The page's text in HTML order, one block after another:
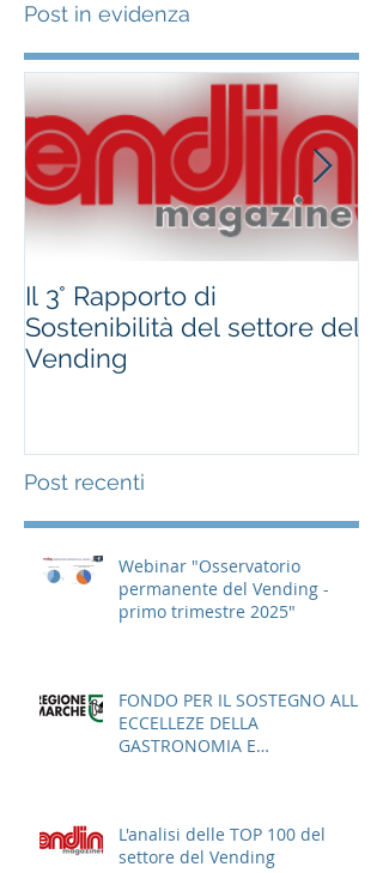
Post in evidenza
Il 3° Rapporto di
Sostenibilità del settore del
Vending
Post recenti
Webinar "Osservatorio
permanente del Vending -
primo trimestre 2025"
FONDO PER IL SOSTEGNO ALLE
ECCELLEZE DELLA
GASTRONOMIA E
L'analisi delle TOP 100 del
settore del Vending